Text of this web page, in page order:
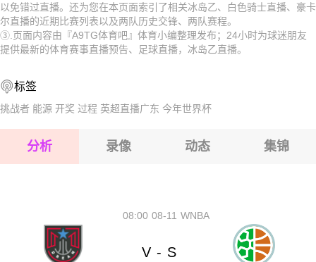
2026-08-17 【冰岛乙】 白色骑士VS豪卡尔
2026-08-17 【冰岛乙】 白色骑士VS豪卡尔
2026-08-17 【冰岛乙】 白色骑士VS豪卡尔
2026-08-17 【冰岛乙】 白色骑士VS豪卡尔
2026-08-17 【冰岛乙】 白色骑士VS豪卡尔
以免错过直播。还为您在本页面索引了相关冰岛乙、白色骑士直播、豪卡
尔直播的近期比赛列表以及两队历史交锋、两队赛程。
③.页面内容由『A9TG体育吧』体育小编整理发布；24小时为球迷朋友
提供最新的体育赛事直播预告、足球直播，冰岛乙直播。
标签
挑战者 能源 开奖 过程 英超直播广东 今年世界杯
分析 录像 动态 集锦
08-11
08:00 WNBA
V - S